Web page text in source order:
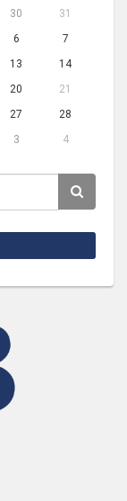
30
31
6
7
13
14
20
21
27
28
3 4